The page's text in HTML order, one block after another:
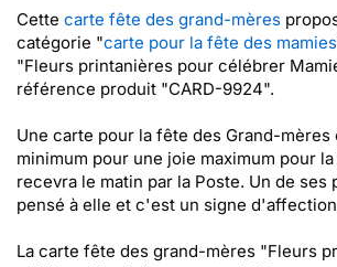
Cette carte fête des grand-mères
catégorie "carte pour la fête des mamies
"Fleurs printanières pour célébrer
référence produit "CARD-9924".
Une carte pour la fête des Grand-mères
minimum pour une joie maximum pour
recevra le matin par la Poste. Un de ses
pensé à elle et c'est un signe
La carte fête des grand-mères "Fleurs